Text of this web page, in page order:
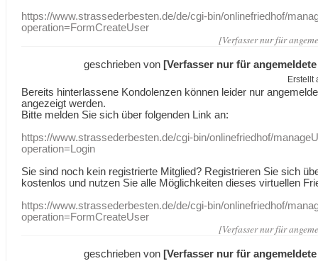
https://www.strassederbesten.de/de/cgi-bin/onlinefriedhof/
operation=FormCreateUser
[Verfasser nur für
geschrieben von [Verfasser nur für
Erstellt
Bereits hinterlassene Kondolenzen können leider nur
angezeigt werden.
Bitte melden Sie sich über folgenden Link an:
https://www.strassederbesten.de/cgi-bin/onlinefriedhof/
operation=Login
Sie sind noch kein registrierte Mitglied? Registrieren Sie sich
kostenlos und nutzen Sie alle Möglichkeiten dieses virtuellen
https://www.strassederbesten.de/de/cgi-bin/onlinefriedhof/
operation=FormCreateUser
[Verfasser nur für
geschrieben von [Verfasser nur für